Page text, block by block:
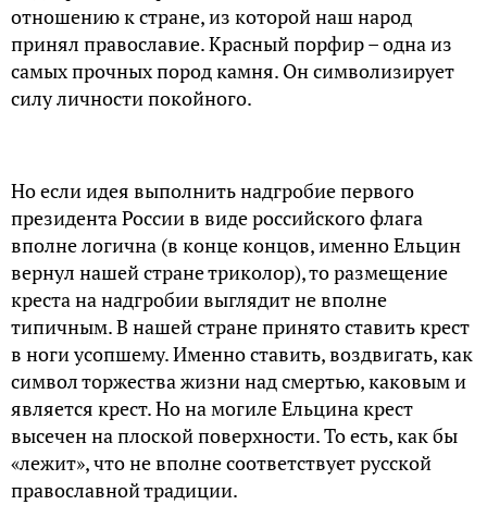
отношению к стране, из которой наш народ
принял православие. Красный порфир – одна из
самых прочных пород камня. Он символизирует
силу личности покойного.
Но если идея выполнить надгробие первого
президента России в виде российского флага
вполне логична (в конце концов, именно Ельцин
вернул нашей стране триколор), то размещение
креста на надгробии выглядит не вполне
типичным. В нашей стране принято ставить крест
в ноги усопшему. Именно ставить, воздвигать, как
символ торжества жизни над смертью, каковым и
является крест. Но на могиле Ельцина крест
высечен на плоской поверхности. То есть, как бы
«лежит», что не вполне соответствует русской
православной традиции.